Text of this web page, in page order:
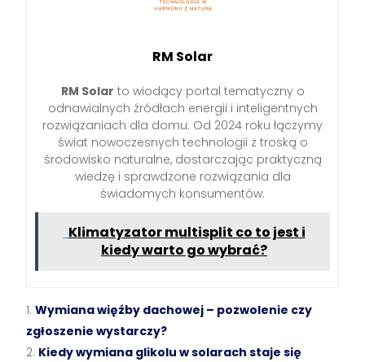
RM Solar
RM Solar to wiodący portal tematyczny o
odnawialnych źródłach energii i inteligentnych
rozwiązaniach dla domu. Od 2024 roku łączymy
świat nowoczesnych technologii z troską o
środowisko naturalne, dostarczając praktyczną
wiedzę i sprawdzone rozwiązania dla
świadomych konsumentów.
Klimatyzator multisplit co to jest i
kiedy warto go wybrać?
Wymiana więźby dachowej – pozwolenie czy
zgłoszenie wystarczy?
Kiedy wymiana glikolu w solarach staje się